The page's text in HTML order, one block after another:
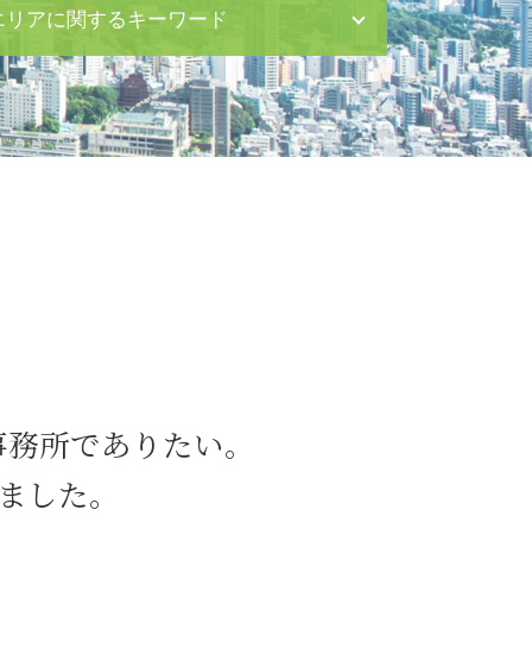
リアに関するキーワード
企業法務 目黒区 相談
親権取得 茅場町 相談
離婚 渋谷区 弁護士
労働問題 中央区 相談
労働問題 八丁堀 弁護士
所でありたい。
た。